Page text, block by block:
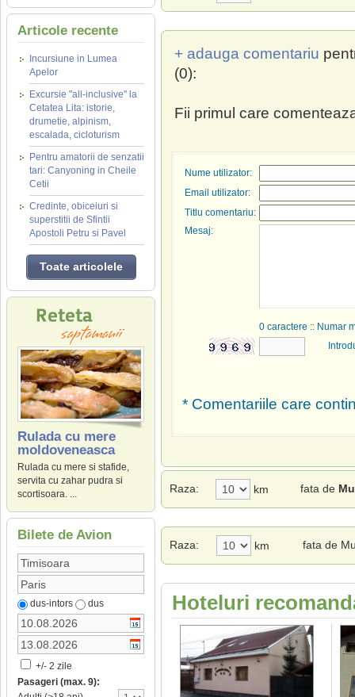
Articole recente
Incursiune in Lumea
Apelor
Excursie "all-inclusive" la
Cetatea Lita: istorie,
drumetie, alpinism,
escalada, cicloturism
Pentru amatorii de senzatii
tari: Canyoning in Cheile
Cetii
Credinte, obiceiuri si
superstitii de Sfintii
Apostoli Petru si Pavel
Toate articolele
Rulada cu mere
moldoveneasca
Rulada cu mere si stafide,
servita cu zahar pudra si
scortisoara. ...
Bilete de Avion
dus-intors dus
+/- 2 zile
Pasageri (max. 9):
+ adauga comentariu
(0):
Fii primul care
Nume utilizator:
Email utilizator:
Titlu comentariu:
Mesaj:
0 caractere :: Numar
* Comentariile care
Raza: km fata de
Raza: km fata de
Hoteluri